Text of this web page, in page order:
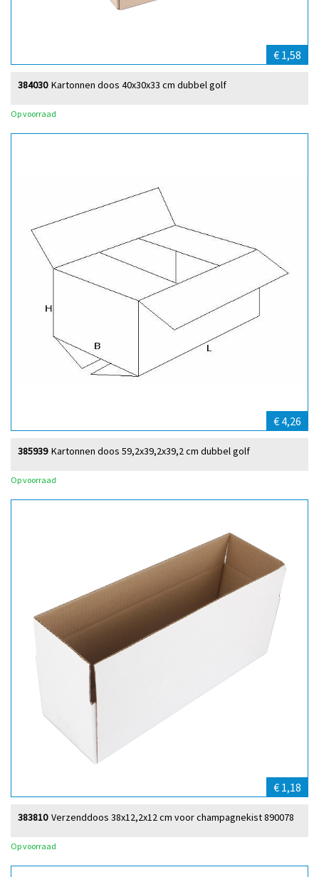
€ 1,58
Kartonnen doos 40x30x33 cm dubbel golf
384030
Op voorraad
€ 4,26
Kartonnen doos 59,2x39,2x39,2 cm dubbel golf
385939
Op voorraad
€ 1,18
Verzenddoos 38x12,2x12 cm voor champagnekist 890078
383810
Op voorraad